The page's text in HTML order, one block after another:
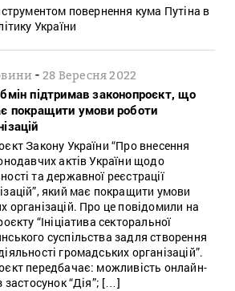
повернення кума Путіна в
України
-28 Вересня 2022
підтримав законопроєкт, що
покращити умови роботи
Закону України “Про внесення
актів України щодо
та державної реєстрації
який має покращити умови
організацій. Про це повідомили на
“Ініціатива секторальної
суспільства задля створення
громадських організацій”.
передбачає: можливість онлайн-
застосунок “Дія”; […]